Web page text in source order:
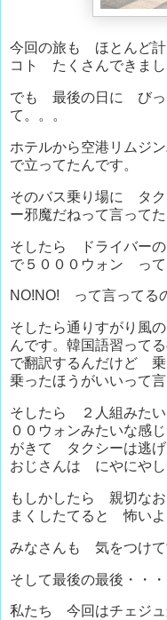
今回の旅も ほとんど
コト たくさんできま
でも 最後の日に びっ
て。。。
ホテルから空港リムジ
で立ってたんです。
そのバス乗り場に タ
ー邪魔だねって言ってた
そしたら ドライバー
で５０００ウォン って
NO!NO! って言って
そしたら通りすがり風
んです。韓国語習って
で翻訳するんだけど
乗ったほうがいいって言
そしたら ２人組みた
００ウォンみたいな感
がきて タクシーは逃げ
おじさんは にやにや
もしかしたら 親切な
まくしたてると 怖いよ
みなさんも 気をつけ
そして最後の最後・・・
私たち 今回はチェジ